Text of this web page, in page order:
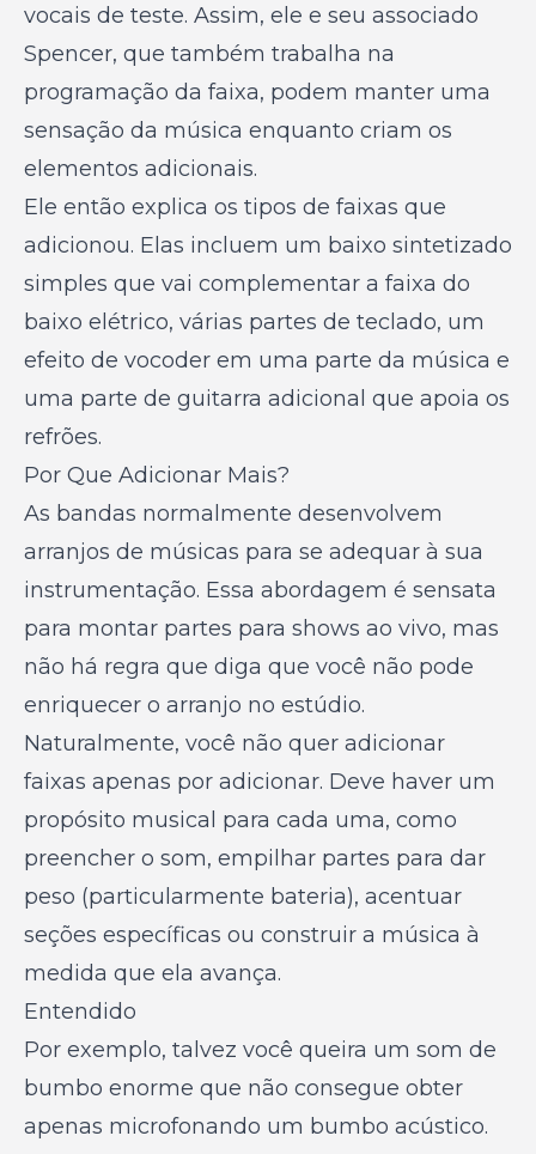
vocais de teste. Assim, ele e seu associado
Spencer, que também trabalha na
programação da faixa, podem manter uma
sensação da música enquanto criam os
elementos adicionais.
Ele então explica os tipos de faixas que
adicionou. Elas incluem um baixo sintetizado
simples que vai complementar a faixa do
baixo elétrico, várias partes de teclado, um
efeito de vocoder em uma parte da música e
uma parte de guitarra adicional que apoia os
refrões.
Por Que Adicionar Mais?
As bandas normalmente desenvolvem
arranjos de músicas para se adequar à sua
instrumentação. Essa abordagem é sensata
para montar partes para shows ao vivo, mas
não há regra que diga que você não pode
enriquecer o arranjo no estúdio.
Naturalmente, você não quer adicionar
faixas apenas por adicionar. Deve haver um
propósito musical para cada uma, como
preencher o som, empilhar partes para dar
peso (particularmente bateria), acentuar
seções específicas ou construir a música à
medida que ela avança.
Entendido
Por exemplo, talvez você queira um som de
bumbo enorme que não consegue obter
apenas microfonando um bumbo acústico.